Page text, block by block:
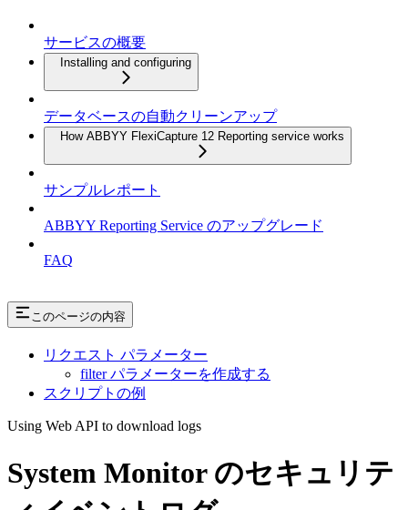
サービスの概要
Installing and configuring
データベースの自動クリーンアップ
How ABBYY FlexiCapture 12 Reporting service works
サンプルレポート
ABBYY Reporting Service のアップグレード
FAQ
このページの内容
リクエスト パラメーター
filter パラメーターを作成する
スクリプトの例
Using Web API to download logs
System Monitor のセキュリテ